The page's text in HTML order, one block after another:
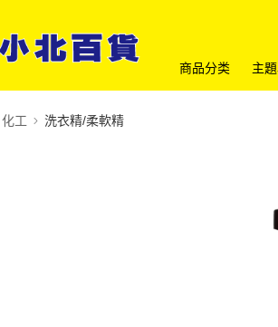
商品分类 主
化工 洗衣精/柔軟精